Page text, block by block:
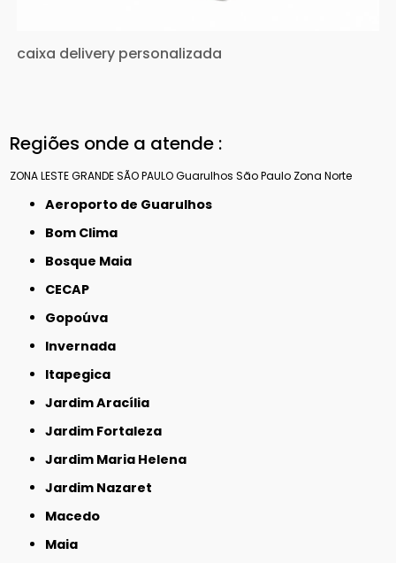
caixa delivery personalizada
Regiões onde a atende :
ZONA LESTEGRANDE SÃO PAULOGuarulhos São Paulo Zona Norte
Aeroporto de Guarulhos
Bom Clima
Bosque Maia
CECAP
Gopoúva
Invernada
Itapegica
Jardim Aracília
Jardim Fortaleza
Jardim Maria Helena
Jardim Nazaret
Macedo
Maia